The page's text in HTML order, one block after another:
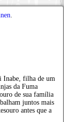
Inabe, filha de um
da Fuma
de sua família
juntos mais
antes que a